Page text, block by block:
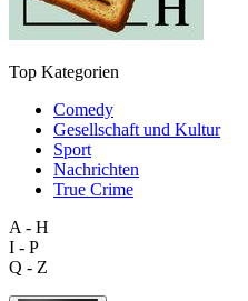
Top Kategorien
Comedy
Gesellschaft und Kultur
Sport
Nachrichten
True Crime
A - H
I - P
Q - Z